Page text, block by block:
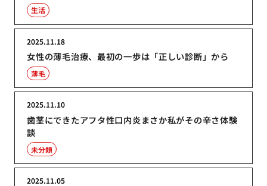
生活
女性の薄毛治療、最初の一歩は「正しい診断」から
2025.11.18
薄毛
歯茎にできたアフタ性口内炎まさか私がその辛さ体験
談
2025.11.10
未分類
2025.11.05